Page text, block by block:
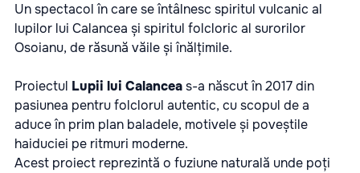
Un spectacol în care se întâlnesc spiritul vulcanic al
lupilor lui Calancea și spiritul folcloric al surorilor
Osoianu, de răsună văile și înălțimile.
Proiectul Lupii lui Calanceas-a născut în 2017 din
pasiunea pentru folclorul autentic, cu scopul de a
aduce în prim plan baladele, motivele și poveștile
haiduciei pe ritmuri moderne.
Acest proiect reprezintă o fuziune naturală unde poți